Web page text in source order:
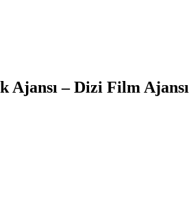
Ajansı – Dizi Film Ajansı